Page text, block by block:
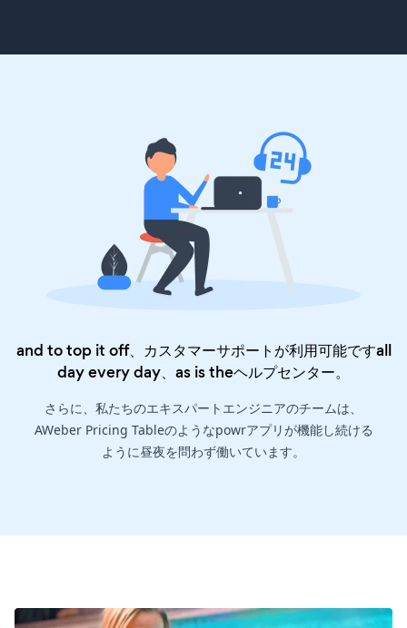
and to top it off、カスタマーサポートが利用可能ですall
day every day、as is theヘルプセンター。
さらに、私たちのエキスパートエンジニアのチームは、
AWeber Pricing Tableのようなpowrアプリが機能し続ける
ように昼夜を問わず働いています。